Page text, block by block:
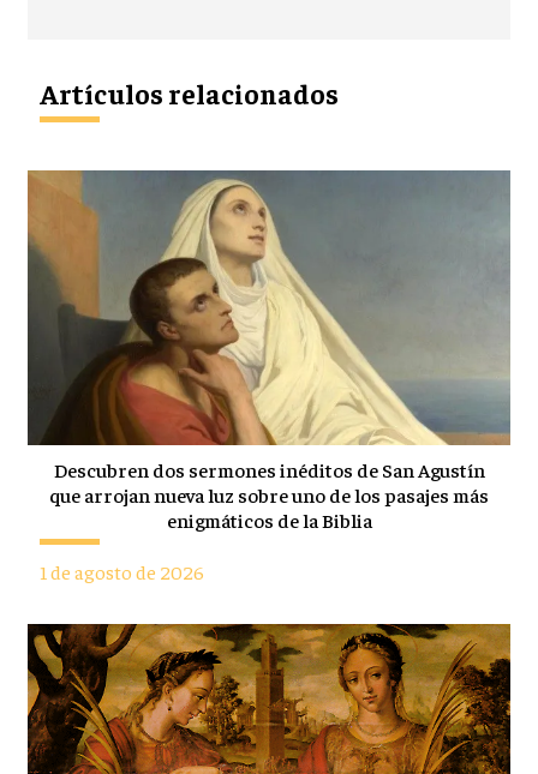
Artículos relacionados
Descubren dos sermones inéditos de San Agustín
que arrojan nueva luz sobre uno de los pasajes más
enigmáticos de la Biblia
1 de agosto de 2026